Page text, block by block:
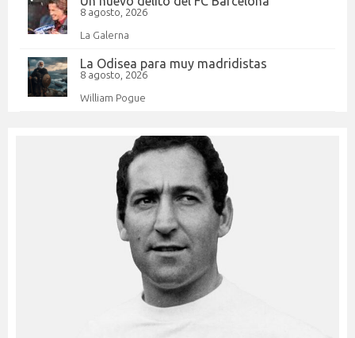
8 agosto, 2026
La Galerna
La Odisea para muy madridistas
8 agosto, 2026
William Pogue